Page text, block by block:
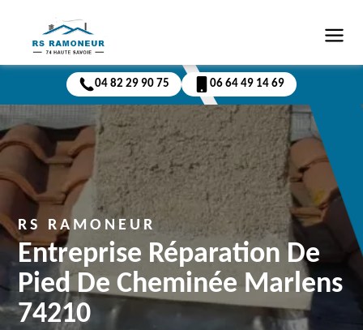
04 82 29 90 75 06 64 49 14 69
RS RAMONEUR
Entreprise Réparation De
Pied De Cheminée Marlens
74210